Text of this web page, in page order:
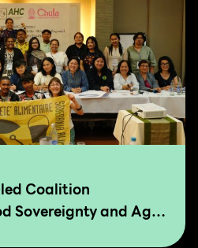
Coalition
Sovereignty and Agro